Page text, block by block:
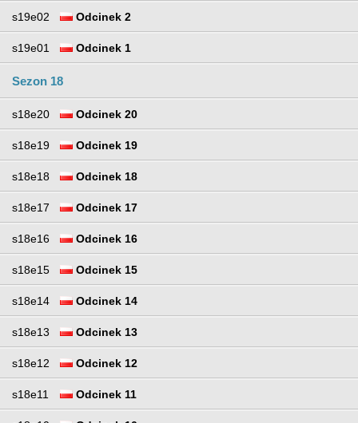
s19e02 Odcinek 2
s19e01 Odcinek 1
Sezon 18
s18e20 Odcinek 20
s18e19 Odcinek 19
s18e18 Odcinek 18
s18e17 Odcinek 17
s18e16 Odcinek 16
s18e15 Odcinek 15
s18e14 Odcinek 14
s18e13 Odcinek 13
s18e12 Odcinek 12
s18e11 Odcinek 11